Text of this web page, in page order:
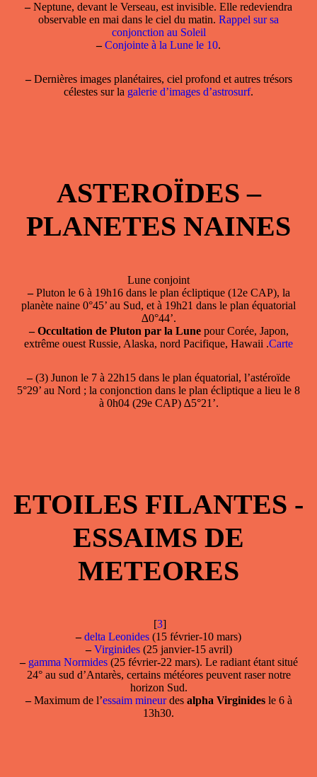
–Neptune, devant le Verseau, est invisible. Elle redeviendra
observable en mai dans le ciel du matin. Rappel sur sa
conjonction au Soleil
– Conjointe à la Lune le 10.
–Dernières images planétaires, ciel profond et autres trésors
célestes sur la galerie d’images d’astrosurf.
ASTEROÏDES –
PLANETES NAINES
Lune conjoint
–Pluton le 6 à 19h16 dans le plan écliptique (12e CAP), la
planète naine 0°45’ au Sud, et à 19h21 dans le plan équatorial
∆0°44’.
– Occultation de Pluton par la Lunepour Corée, Japon,
extrême ouest Russie, Alaska, nord Pacifique, Hawaii .Carte
–(3) Junon le 7 à 22h15 dans le plan équatorial, l’astéroïde
5°29’ au Nord ; la conjonction dans le plan écliptique a lieu le 8
à 0h04 (29e CAP) ∆5°21’.
ETOILES FILANTES -
ESSAIMS DE
METEORES
[3]
– delta Leonides (15 février-10 mars)
– Virginides(25 janvier-15 avril)
– gamma Normides(25 février-22 mars). Le radiant étant situé
24° au sud d’Antarès, certains météores peuvent raser notre
horizon Sud.
–Maximum de l’essaim mineurdes alpha Virginidesle 6 à
13h30.